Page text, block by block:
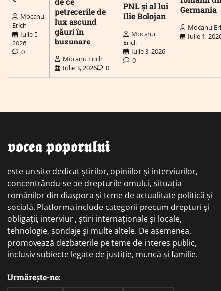
Mocanu
Erich
Iulie 5,
2026
0
petrecerile de
lux ascund
găuri în
buzunare
Mocanu Erich
Iulie 3, 2026
0
PNL și al lui
Ilie Bolojan
Mocanu
Erich
Iulie 3, 2026
0
Germania
Mocanu
Iulie 1,
𝖛𝖔𝖈𝖊𝖆 𝖕𝖔𝖕𝖔𝖗𝖚𝖑𝖚𝖎
este un site dedicat știrilor, opiniilor și interviurilor,
concentrându-se pe drepturile omului, situația
românilor din diaspora și teme de actualitate politică și
socială. Platforma include categorii precum drepturi și
obligații, interviuri, știri internaționale și locale,
tehnologie, sondaje și multe altele. De asemenea,
promovează dezbaterile pe teme de interes public,
inclusiv subiecte legate de justiție, muncă și familie.
Urmărește-ne: